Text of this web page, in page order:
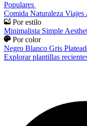
Populares
Comida Naturaleza Viajes
Por estilo
Minimalista Simple
Por color
Negro Blanco Gris
Explorar plantillas